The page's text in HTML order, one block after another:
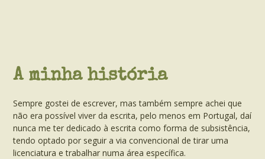
A minha história
Sempre gostei de escrever, mas também sempre achei que
não era possível viver da escrita, pelo menos em Portugal, daí
nunca me ter dedicado à escrita como forma de subsistência,
tendo optado por seguir a via convencional de tirar uma
licenciatura e trabalhar numa área específica.